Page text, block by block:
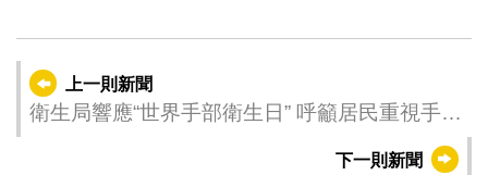
上一則新聞
衛生局響應“世界手部衛生日” 呼籲居民重視手部
下一則新聞